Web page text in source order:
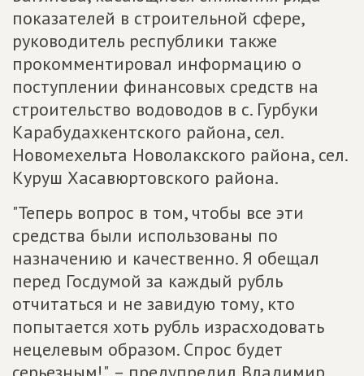
показателей в строительной сфере,
руководитель республики также
прокомментировал информацию о
поступлении финансовых средств на
строительство водоводов в с. Гурбуки
Карабудахкентского района, сел.
Новомехельта Новолакского района, сел.
Куруш Хасавюртовского района.
"Теперь вопрос в том, чтобы все эти
средства были использованы по
назначению и качественно. Я обещал
перед Госдумой за каждый рубль
отчитаться и не завидую тому, кто
попытается хоть рубль израсходовать
нецелевым образом. Спрос будет